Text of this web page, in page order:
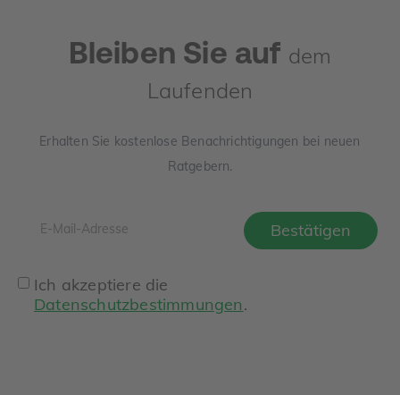
Bleiben Sie auf dem
Laufenden
Erhalten Sie kostenlose Benachrichtigungen bei neuen
Ratgebern.
Ich akzeptiere die
Datenschutzbestimmungen.